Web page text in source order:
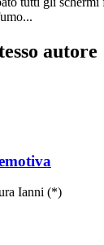
autore
Ianni (*)